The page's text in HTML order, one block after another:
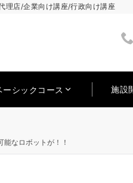
理店/企業向け講座/行政向け講座
ーシックコース 施設
能なロボットが！！